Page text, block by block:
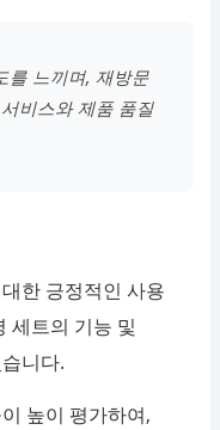
를 느끼며, 재방문
비스와 제품 품질
한 긍정적인 사용
세트의 기능 및
니다.
높이 평가하여,